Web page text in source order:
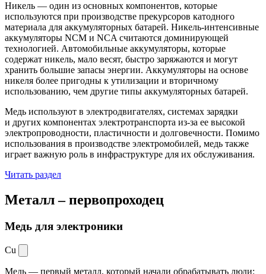
Никель — один из основных компонентов, которые
используются при производстве прекурсоров катодного
материала для аккумуляторных батарей. Никель-интенсивные
аккумуляторы NCM и NCA считаются доминирующей
технологией. Автомобильные аккумуляторы, которые
содержат никель, мало весят, быстро заряжаются и могут
хранить большие запасы энергии. Аккумуляторы на основе
никеля более пригодны к утилизации и вторичному
использованию, чем другие типы аккумуляторных батарей.
Медь используют в электродвигателях, системах зарядки
и других компонентах электротранспорта из-за ее высокой
электропроводности, пластичности и долговечности. Помимо
использования в производстве электромобилей, медь также
играет важную роль в инфраструктуре для их обслуживания.
Читать раздел
Металл –первопроходец
Медь для электроники
Cu
Медь — первый металл, который начали обрабатывать люди: